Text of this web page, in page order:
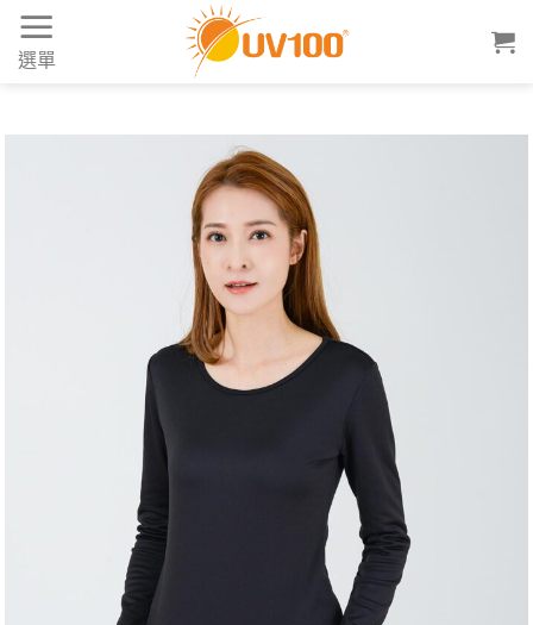
Skip
content
選單